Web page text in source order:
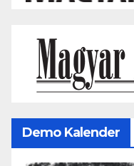
Demo Kalender